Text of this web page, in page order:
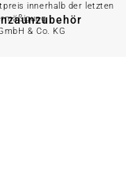
innerhalb der letzten
& Co. KG